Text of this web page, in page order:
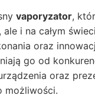
vaporyzator,
i na całym
oraz
go od
oraz
możliwości.